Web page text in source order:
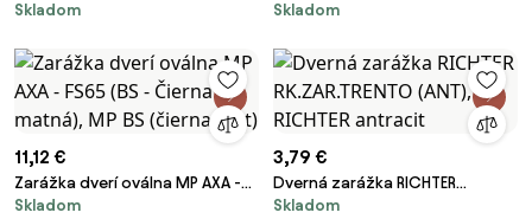
RK.ZAR.001 (N), RICHTER Nerez
Skladom
- Čierna matná), MP BS (čierna
Skladom
11,12 €
Zarážka dverí oválna MP AXA -
FS65 (BS - Čierna matná), MP BS
Skladom
3,79 €
Dverná zarážka RICHTER
RK.ZAR.TRENTO (ANT), RICHTER
Skladom